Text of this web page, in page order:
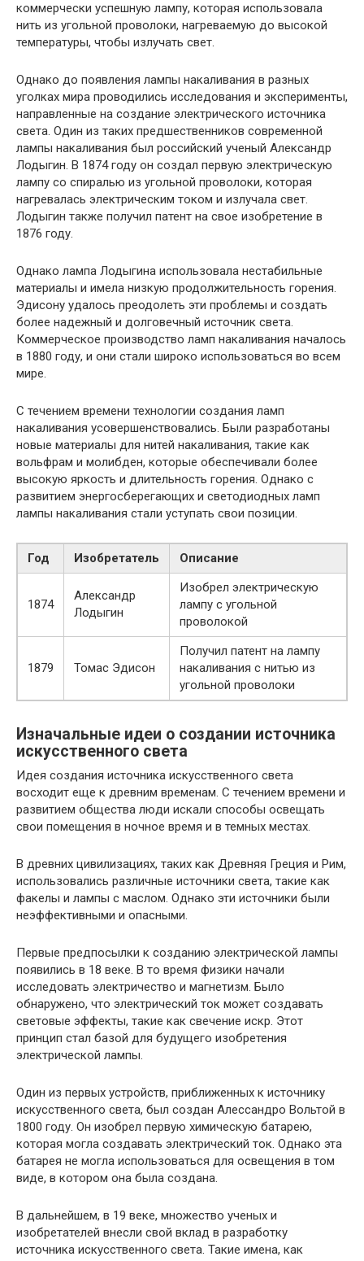
коммерчески успешную лампу, которая использовала
нить из угольной проволоки, нагреваемую до высокой
температуры, чтобы излучать свет.
Однако до появления лампы накаливания в разных
уголках мира проводились исследования и эксперименты,
направленные на создание электрического источника
света. Один из таких предшественников современной
лампы накаливания был российский ученый Александр
Лодыгин. В 1874 году он создал первую электрическую
лампу со спиралью из угольной проволоки, которая
нагревалась электрическим током и излучала свет.
Лодыгин также получил патент на свое изобретение в
1876 году.
Однако лампа Лодыгина использовала нестабильные
материалы и имела низкую продолжительность горения.
Эдисону удалось преодолеть эти проблемы и создать
более надежный и долговечный источник света.
Коммерческое производство ламп накаливания началось
в 1880 году, и они стали широко использоваться во всем
мире.
С течением времени технологии создания ламп
накаливания усовершенствовались. Были разработаны
новые материалы для нитей накаливания, такие как
вольфрам и молибден, которые обеспечивали более
высокую яркость и длительность горения. Однако с
развитием энергосберегающих и светодиодных ламп
лампы накаливания стали уступать свои позиции.
Год Изобретатель Описание
1874
Александр
Лодыгин
Изобрел электрическую
лампу с угольной
проволокой
1879 Томас Эдисон
Получил патент на лампу
накаливания с нитью из
угольной проволоки
Изначальные идеи о создании источника
искусственного света
Идея создания источника искусственного света
восходит еще к древним временам. С течением времени и
развитием общества люди искали способы освещать
свои помещения в ночное время и в темных местах.
В древних цивилизациях, таких как Древняя Греция и Рим,
использовались различные источники света, такие как
факелы и лампы с маслом. Однако эти источники были
неэффективными и опасными.
Первые предпосылки к созданию электрической лампы
появились в 18 веке. В то время физики начали
исследовать электричество и магнетизм. Было
обнаружено, что электрический ток может создавать
световые эффекты, такие как свечение искр. Этот
принцип стал базой для будущего изобретения
электрической лампы.
Один из первых устройств, приближенных к источнику
искусственного света, был создан Алессандро Вольтой в
1800 году. Он изобрел первую химическую батарею,
которая могла создавать электрический ток. Однако эта
батарея не могла использоваться для освещения в том
виде, в котором она была создана.
В дальнейшем, в 19 веке, множество ученых и
изобретателей внесли свой вклад в разработку
источника искусственного света. Такие имена, как